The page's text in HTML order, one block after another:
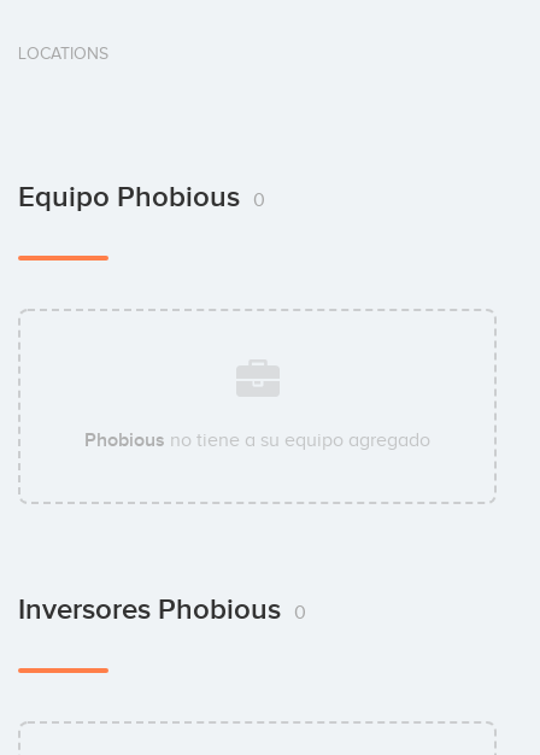
LOCATIONS
Equipo Phobious 0
Phobious no tiene a su equipo agregado
Inversores Phobious 0